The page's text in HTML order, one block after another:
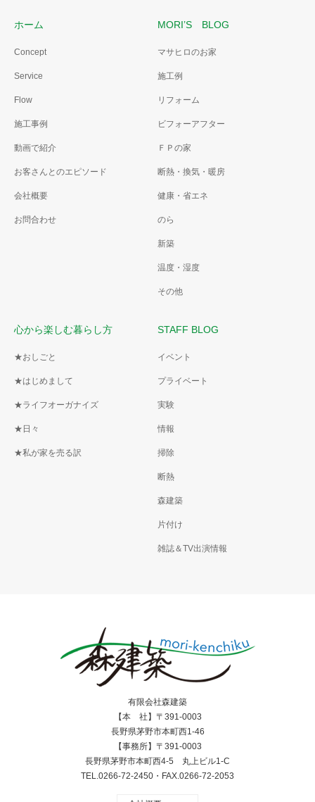
ホーム
Concept
Service
Flow
施工事例
動画で紹介
お客さんとのエピソード
会社概要
お問合わせ
MORI’S BLOG
マサヒロのお家
施工例
リフォーム
ビフォーアフター
ＦＰの家
断熱・換気・暖房
健康・省エネ
のら
新築
温度・湿度
その他
心から楽しむ暮らし方
★おしごと
★はじめまして
★ライフオーガナイズ
★日々
★私が家を売る訳
STAFF BLOG
イベント
プライベート
実験
情報
掃除
断熱
森建築
片付け
雑誌＆TV出演情報
有限会社森建築
【本 社】〒391-0003
長野県茅野市本町西1-46
【事務所】〒391-0003
長野県茅野市本町西4-5 丸上ビル1-C
TEL.0266-72-2450・FAX.0266-72-2053